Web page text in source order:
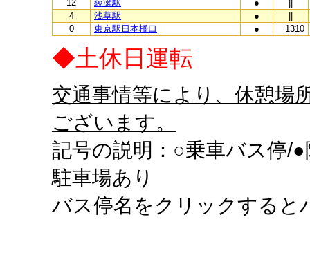
12
綾瀬駅 ●
4
浅草駅 ●
0
東京駅日本橋口 ● 1310
◆土休日運転
交通事情等により、休憩場
ございます。
記号の説明：○乗車バス停/
駐車場あり
バス停名をクリックすると